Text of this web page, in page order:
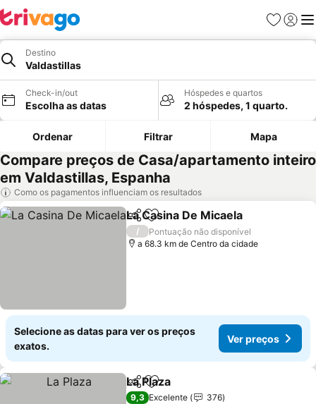
Favoritos
Iniciar
Destino
Valdastillas
Check-in/out
Escolha as datas
Hóspedes e quartos
2 hóspedes, 1 quarto.
Ordenar Filtrar Mapa
Compare preços de Casa/apartamento inteiro
em Valdastillas, Espanha
Como os pagamentos influenciam os resultados
PartilharAdicionar aos favoritos
La Casina De Micaela
/
Pontuação não disponível
a 68.3 km de Centro da cidade
Selecione as datas para ver os preços
exatos.
Ver preços
PartilharAdicionar aos favoritos
La Plaza
9,3 Excelente
376